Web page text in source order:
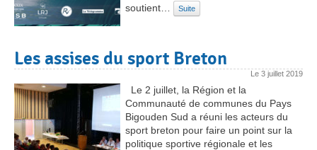
soutient…
Suite
Les assises du sport Breton
Le 3 juillet 2019
Le 2 juillet, la Région et la
Communauté de communes du Pays
Bigouden Sud a réuni les acteurs du
sport breton pour faire un point sur la
politique sportive régionale et les